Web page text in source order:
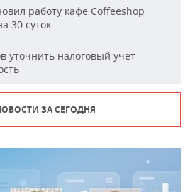
работу кафе Coffeeshop
30 суток
уточнить налоговый учет
ЗА СЕГОДНЯ